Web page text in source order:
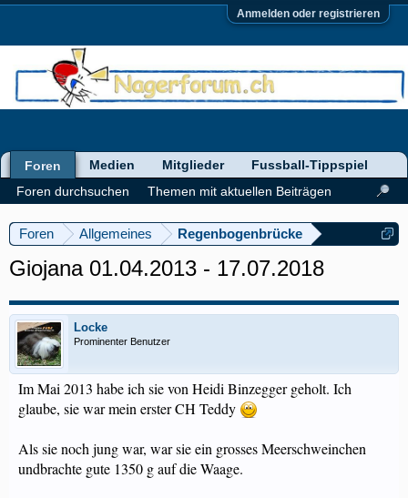
Anmelden oder registrieren
Foren Allgemeines Regenbogenbrücke
Giojana 01.04.2013 - 17.07.2018
Locke
Prominenter Benutzer
Im Mai 2013 habe ich sie von Heidi Binzegger geholt. Ich
glaube, sie war mein erster CH Teddy
Als sie noch jung war, war sie ein grosses Meerschweinchen
undbrachte gute 1350 g auf die Waage.
Foren
Foren durchsuchen
Themen mit aktuellen Beiträgen
Medien Mitglieder Fussball-Tippspiel